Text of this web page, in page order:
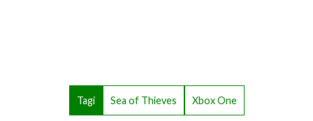
Tagi Sea of Thieves Xbox One